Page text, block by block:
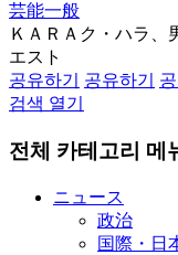
芸能一般
ＫＡＲＡク・ハラ、
エスト
공유하기
공유하기
검색 열기
전체 카테고리 메
ニュース
政治
国際・日